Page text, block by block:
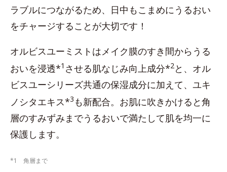
ラブルにつながるため、日中もこまめにうるおい
をチャージすることが大切です！
オルビスユーミストはメイク膜のすき間からうる
おいを浸透*1 させる肌なじみ向上成分*2と、オル
ビスユーシリーズ共通の保湿成分に加えて、ユキ
ノシタエキス*3 も新配合。お肌に吹きかけると角
層のすみずみまでうるおいで満たして肌を均一に
保護します。
*1 角層まで